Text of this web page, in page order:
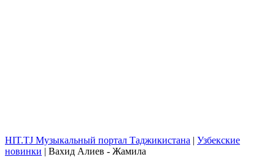
HIT.TJ Музыкальный портал Таджикистана | Узбекские
новинки | Вахид Алиев - Жамила